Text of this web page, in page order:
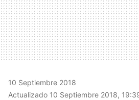
10 Septiembre 2018
Actualizado 10 Septiembre 2018,